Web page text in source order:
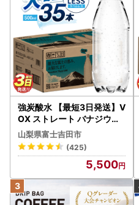
し、入金させようとする悪質
す。
詐欺サイトに共通する点を以
るさと納税詐欺の被害にあわ
※1運営会社の住所、電話番号
※2メールアドレスがフリーメ
※3支払方法が口座振込しかな
事業者が異なる。
※4正規の価格からの値引き率
にしている。（ふるさと納税
強炭酸水 【最短3日発送】V
OX ストレート バナジウム
強炭酸水 35本 500ml ラベ
ルレス【富士吉田市限定カ
ートン】 炭酸
山梨県富士吉田市
(425)
5,500